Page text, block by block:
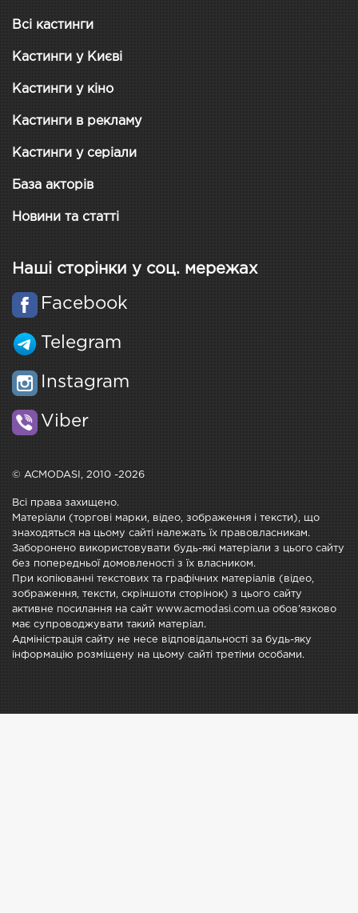
Всі кастинги
Кастинги у Києві
Кастинги у кіно
Кастинги в рекламу
Кастинги у серіали
База акторів
Новини та статті
Наші сторінки у соц. мережах
Facebook
Telegram
Instagram
Viber
© ACMODASI, 2010 -2026
Всі права захищено.
Матеріали (торгові марки, відео, зображення і тексти), що
знаходяться на цьому сайті належать їх правовласникам.
Заборонено використовувати будь-які матеріали з цього сайту
без попередньої домовленості з їх власником.
При копіюванні текстових та графічних матеріалів (відео,
зображення, тексти, скріншоти сторінок) з цього сайту
активне посилання на сайт www.acmodasi.com.ua обов'язково
має супроводжувати такий матеріал.
Адміністрація сайту не несе відповідальності за будь-яку
інформацію розміщену на цьому сайті третіми особами.